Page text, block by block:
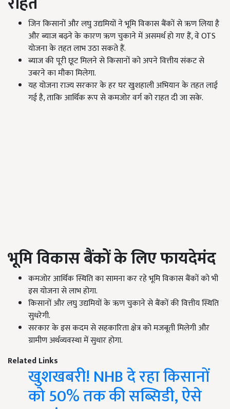
जिन किसानों और लघु उद्यमियों ने भूमि विकास बैंकों से ऋण लिया है
और ब्याज बढ़ने के कारण ऋण चुकाने में असमर्थ हो गए हैं, वे OTS
योजना के तहत लाभ उठा सकते हैं.
ब्याज की पूरी छूट मिलने से किसानों को अपने वित्तीय संकट से
उबरने का मौका मिलेगा.
यह योजना राज्य सरकार के हर घर खुशहाली अभियान के तहत लाई
गई है, ताकि आर्थिक रूप से कमजोर वर्ग को राहत दी जा सके.
भूमि विकास बैंकों के लिए फायदेमंद
कमजोर आर्थिक स्थिति का सामना कर रहे भूमि विकास बैंकों को भी
इस योजना से लाभ होगा.
किसानों और लघु उद्यमियों के ऋण चुकाने से बैंकों की वित्तीय स्थिति
सुधरेगी.
सरकार के इस कदम से सहकारिता क्षेत्र को मजबूती मिलेगी और
ग्रामीण अर्थव्यवस्था में सुधार होगा.
Related Links
खुशखबरी! NHB दे रहा किसानों
को 50% तक की सब्सिडी, ऐसे